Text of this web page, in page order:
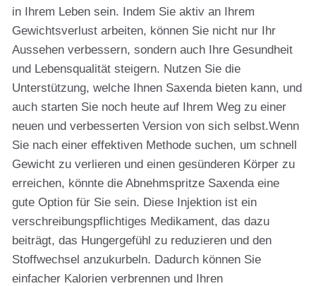
in Ihrem Leben sein. Indem Sie aktiv an Ihrem
Gewichtsverlust arbeiten, können Sie nicht nur Ihr
Aussehen verbessern, sondern auch Ihre Gesundheit
und Lebensqualität steigern. Nutzen Sie die
Unterstützung, welche Ihnen Saxenda bieten kann, und
auch starten Sie noch heute auf Ihrem Weg zu einer
neuen und verbesserten Version von sich selbst.Wenn
Sie nach einer effektiven Methode suchen, um schnell
Gewicht zu verlieren und einen gesünderen Körper zu
erreichen, könnte die Abnehmspritze Saxenda eine
gute Option für Sie sein. Diese Injektion ist ein
verschreibungspflichtiges Medikament, das dazu
beiträgt, das Hungergefühl zu reduzieren und den
Stoffwechsel anzukurbeln. Dadurch können Sie
einfacher Kalorien verbrennen und Ihren